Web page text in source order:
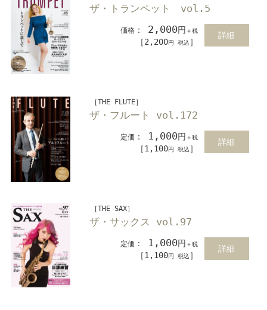
ザ・トランペット vol.5
価格 ： 2,000円 ＋税
［2,200円 税込 ］
詳細
［THE FLUTE］
ザ・フルート vol.172
定価 ： 1,000円 ＋税
［1,100円 税込 ］
詳細
［THE SAX］
ザ・サックス vol.97
定価 ： 1,000円 ＋税
［1,100円 税込 ］
詳細